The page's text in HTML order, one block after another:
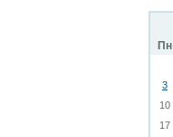
Пн
3
10
17